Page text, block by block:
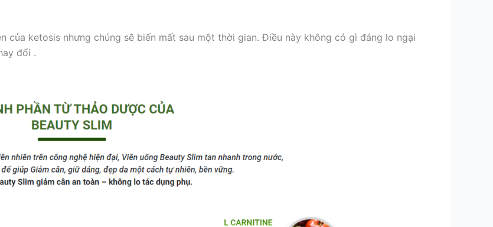
của ketosis nhưng chúng sẽ biến mất sau một thời gian. Điều này không có gì đáng lo ngại
đổi .